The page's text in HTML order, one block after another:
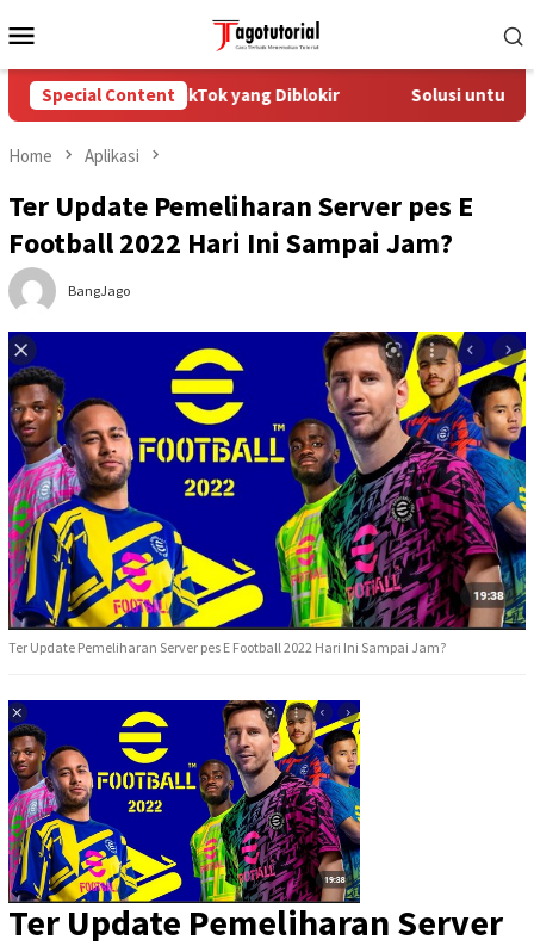
to
Menu
Special Content
Akun TikTok yang Diblokir Solusi untuk Akun
Home Aplikasi
Ter Update Pemeliharan Server pes E
Football 2022 Hari Ini Sampai Jam?
BangJago
Ter Update Pemeliharan Server pes E Football 2022 Hari Ini Sampai Jam?
Ter Update Pemeliharan Server